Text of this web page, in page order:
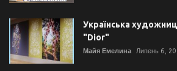
Українська
"Dior"
Майя Емелина Липень 6,